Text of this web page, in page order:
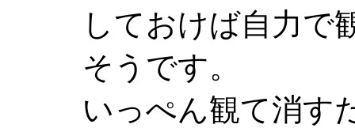
しておけば自力で
そうです。
いっぺん観て消す